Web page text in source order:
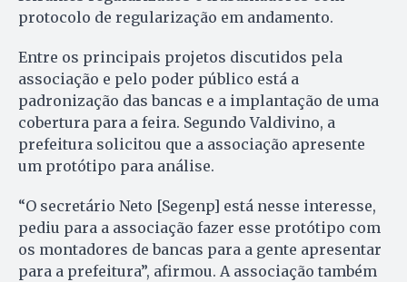
protocolo de regularização em andamento.
Entre os principais projetos discutidos pela
associação e pelo poder público está a
padronização das bancas e a implantação de uma
cobertura para a feira. Segundo Valdivino, a
prefeitura solicitou que a associação apresente
um protótipo para análise.
“O secretário Neto [Segenp] está nesse interesse,
pediu para a associação fazer esse protótipo com
os montadores de bancas para a gente apresentar
para a prefeitura”, afirmou. A associação também